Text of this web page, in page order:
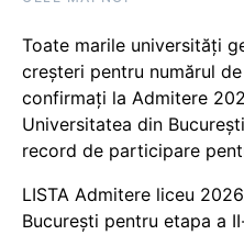
Toate marile universități
creșteri pentru numărul
confirmați la Admitere
Universitatea din
record de participare
LISTA Admitere liceu
București pentru etapa a